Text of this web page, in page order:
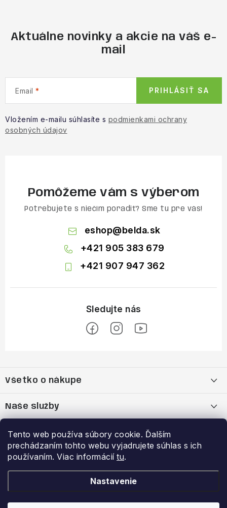
Tento web používa súbory cookie. Ďalším
prechádzaním tohto webu vyjadrujete súhlas s ich
používaním. Viac informácií tu.
Nastavenie
Aktuálne novinky a akcie na váš e-
mail
Email
Vložením e-mailu súhlasíte s podmienkami ochrany
osobných údajov
PRIHLÁSIŤ SA
Pomôžeme vám s výberom
Potrebujete s niečím poradiť? Sme tu pre vás!
eshop@belda.sk
+421 905 383 679
+421 907 947 362
p
ä
t
Všetko o nákupe
OBCHODNÉ PODMIENKY
Zásady spracovania a ochrany osobných údajov
Reklamačný poriadok
Naše služby
Bootfitting - Tvarovanie Lyžiarok v Nitre
Dynamická analýza chodidla
Požičovňa lyží
Výhody a zľavy
Garancia najnižšej ceny
Prihlásenie